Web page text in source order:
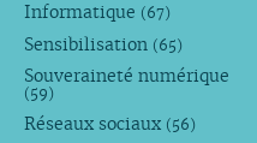
Informatique (67)
Sensibilisation (65)
Souveraineté numérique
(59)
Réseaux sociaux (56)